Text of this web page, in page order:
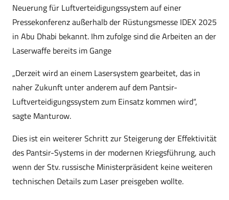
Neuerung für Luftverteidigungssystem auf einer
Pressekonferenz außerhalb der Rüstungsmesse IDEX 2025
in Abu Dhabi bekannt. Ihm zufolge sind die Arbeiten an der
Laserwaffe bereits im Gange
„Derzeit wird an einem Lasersystem gearbeitet, das in
naher Zukunft unter anderem auf dem Pantsir-
Luftverteidigungssystem zum Einsatz kommen wird“,
sagte Manturow.
Dies ist ein weiterer Schritt zur Steigerung der Effektivität
des Pantsir-Systems in der modernen Kriegsführung, auch
wenn der Stv. russische Ministerpräsident keine weiteren
technischen Details zum Laser preisgeben wollte.